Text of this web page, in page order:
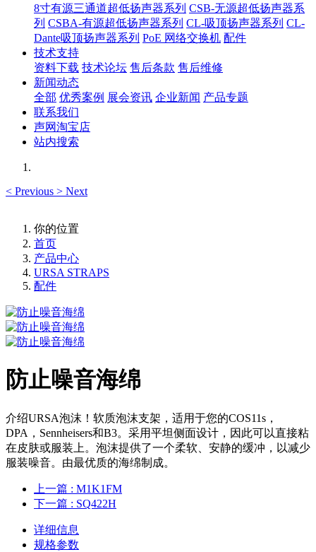
8寸有源三通道超低扬声器系列 CSB-无源超低扬声器系
列 CSBA-有源超低扬声器系列 CL-吸顶扬声器系列 CL-
Dante吸顶扬声器系列 PoE 网络交换机 配件
技术支持
资料下载 技术论坛 售后条款 售后维修
新闻动态
全部 优秀案例 展会资讯 企业新闻 产品专题
联系我们
声网淘宝店
站内搜索
< Previous > Next
你的位置
首页
产品中心
URSA STRAPS
配件
防止噪音海绵
介绍URSA泡沫！软质泡沫支架，适用于您的COS11s，
DPA，Sennheisers和B3。采用平坦侧面设计，因此可以直接粘
在皮肤或服装上。泡沫提供了一个柔软、安静的缓冲，以减少
服装噪音。由最优质的海绵制成。
上一篇 : M1K1FM
下一篇 : SQ422H
详细信息
规格参数